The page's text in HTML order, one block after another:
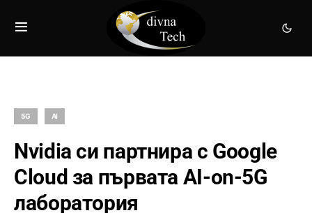
5G AI
Nvidia си партнира с Google
Cloud за първата AI-on-5G
лаборатория